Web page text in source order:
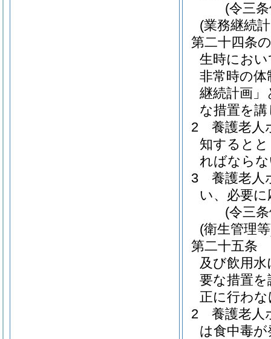
(令三
(業務継続
第二十四条
生時にお
非常時の
継続計画」
な措置を
2
養護老人
知すると
ればなら
3
養護老人
い、必要
(令三
(衛生管理
第二十五条
及び飲用
要な措置
正に行わ
2
養護老人
は食中毒